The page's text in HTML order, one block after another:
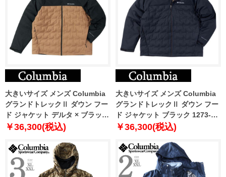
大きいサイズ メンズ Columbia
グランドトレックⅡ ダウン フー
ド ジャケット デルタ × ブラック
1273-4300-1 1X 2X 3X 4X 5X 6X
￥36,300(税込)
大きいサイズ メンズ Columbia
グランドトレックⅡ ダウン フー
ド ジャケット ブラック 1273-
4300-2 1X 2X 3X 4X 5X 6X
￥36,300(税込)